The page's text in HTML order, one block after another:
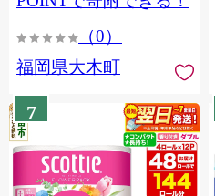
（0）
福岡県大木町
7